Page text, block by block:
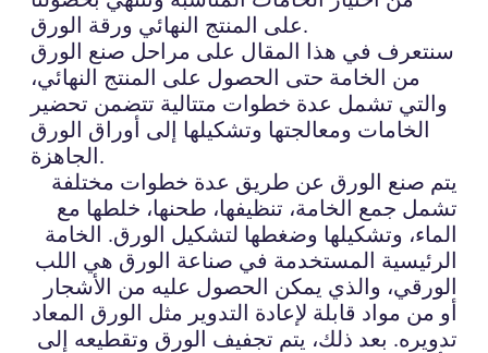
على المنتج النهائي ورقة الورق.
سنتعرف في هذا المقال على مراحل صنع الورق
من الخامة حتى الحصول على المنتج النهائي،
والتي تشمل عدة خطوات متتالية تتضمن تحضير
الخامات ومعالجتها وتشكيلها إلى أوراق الورق
الجاهزة.
يتم صنع الورق عن طريق عدة خطوات مختلفة
تشمل جمع الخامة، تنظيفها، طحنها، خلطها مع
الماء، وتشكيلها وضغطها لتشكيل الورق. الخامة
الرئيسية المستخدمة في صناعة الورق هي اللب
الورقي، والذي يمكن الحصول عليه من الأشجار
أو من مواد قابلة لإعادة التدوير مثل الورق المعاد
تدويره. بعد ذلك، يتم تجفيف الورق وتقطيعه إلى